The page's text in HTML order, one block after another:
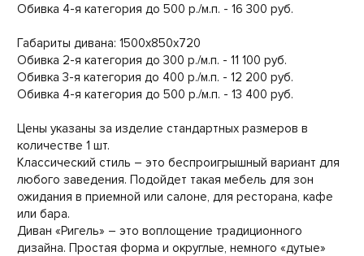
Обивка 4-я категория до 500 р./м.п. - 16 300 руб.
Габариты дивана: 1500х850х720
Обивка 2-я категория до 300 р./м.п. - 11 100 руб.
Обивка 3-я категория до 400 р./м.п. - 12 200 руб.
Обивка 4-я категория до 500 р./м.п. - 13 400 руб.
Цены указаны за изделие стандартных размеров в
количестве 1 шт.
Классический стиль – это беспроигрышный вариант для
любого заведения. Подойдет такая мебель для зон
ожидания в приемной или салоне, для ресторана, кафе
или бара.
Диван «Ригель» – это воплощение традиционного
дизайна. Простая форма и округлые, немного «дутые»